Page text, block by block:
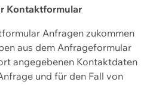
Kontaktformular
Anfragen zukommen
aus dem Anfrageformular
angegebenen Kontaktdaten
und für den Fall von